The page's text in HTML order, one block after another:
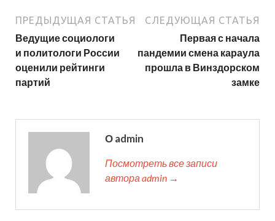
ПРЕДЫДУЩАЯ СТАТЬЯ
Ведущие социологи
и политологи России
оценили рейтинги
партий
СЛЕДУЮЩАЯ СТАТЬЯ
Первая с начала
пандемии смена караула
прошла в Винздорском
замке
О admin
Посмотреть все записи
автора admin →